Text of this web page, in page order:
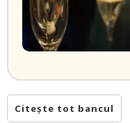
Citește tot bancul